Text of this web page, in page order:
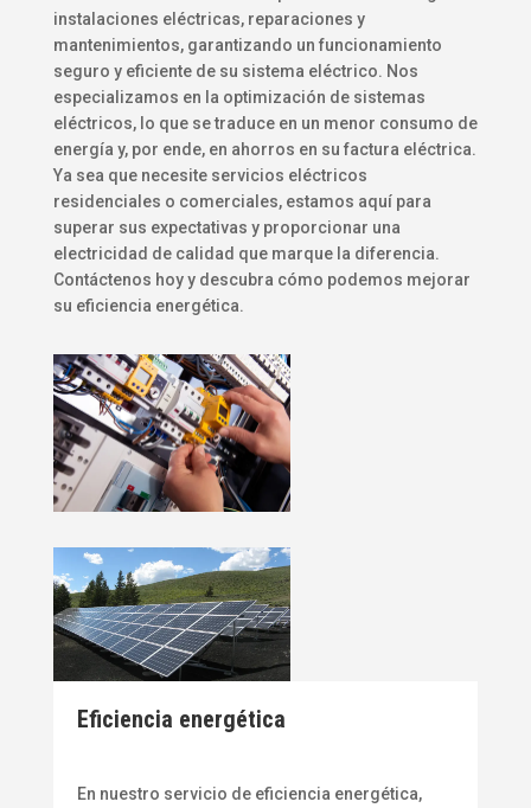
instalaciones eléctricas, reparaciones y
mantenimientos, garantizando un funcionamiento
seguro y eficiente de su sistema eléctrico. Nos
especializamos en la optimización de sistemas
eléctricos, lo que se traduce en un menor consumo de
energía y, por ende, en ahorros en su factura eléctrica.
Ya sea que necesite servicios eléctricos
residenciales o comerciales, estamos aquí para
superar sus expectativas y proporcionar una
electricidad de calidad que marque la diferencia.
Contáctenos hoy y descubra cómo podemos mejorar
su eficiencia energética.
Eficiencia energética
En nuestro servicio de eficiencia energética,